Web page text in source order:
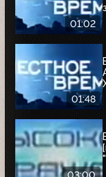
01:02
01:48